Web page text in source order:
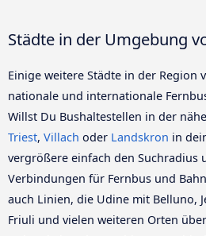
Städte in der Umgebung
Einige weitere Städte in der Region
nationale und internationale
Willst Du Bushaltestellen in der
Triest, Villach oder Landskron in
vergrößere einfach den Suchradius
Verbindungen für Fernbus und
auch Linien, die Udine mit Belluno,
Friuli und vielen weiteren Orten